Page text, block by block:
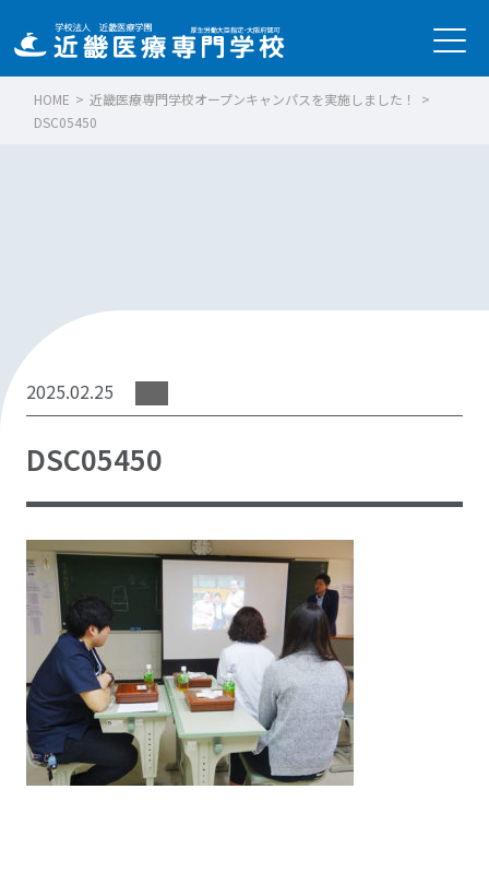
HOME > 近畿医療専門学校オープンキャンパスを実施しました！
>
DSC05450
2025.02.25
DSC05450